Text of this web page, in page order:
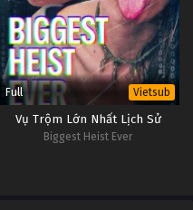
Full Vietsub
Vụ Trộm Lớn Nhất Lịch Sử
Biggest Heist Ever